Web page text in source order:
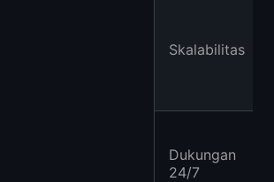
Skalabilitas
Dukungan
24/7